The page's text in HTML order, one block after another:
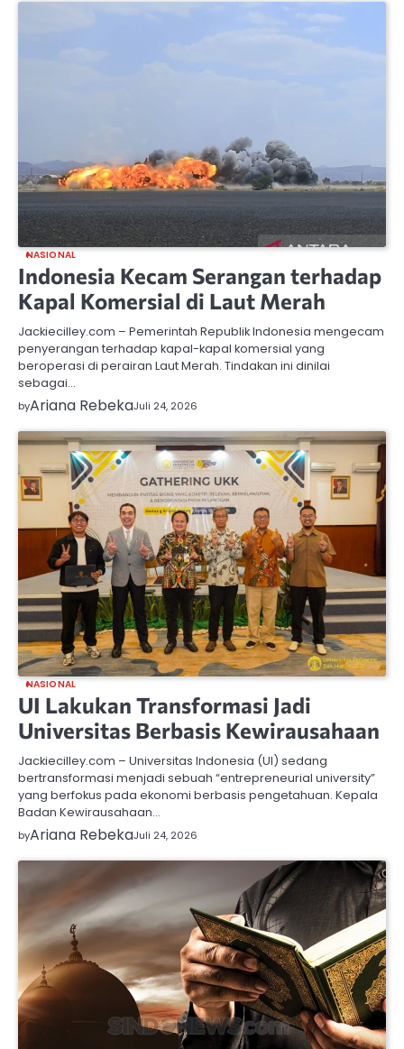
NASIONAL
Indonesia Kecam Serangan terhadap
Kapal Komersial di Laut Merah
Jackiecilley.com – Pemerintah Republik Indonesia mengecam
penyerangan terhadap kapal-kapal komersial yang
beroperasi di perairan Laut Merah. Tindakan ini dinilai
sebagai…
byAriana RebekaJuli 24, 2026
NASIONAL
UI Lakukan Transformasi Jadi
Universitas Berbasis Kewirausahaan
Jackiecilley.com – Universitas Indonesia (UI) sedang
bertransformasi menjadi sebuah “entrepreneurial university”
yang berfokus pada ekonomi berbasis pengetahuan. Kepala
Badan Kewirausahaan…
byAriana RebekaJuli 24, 2026